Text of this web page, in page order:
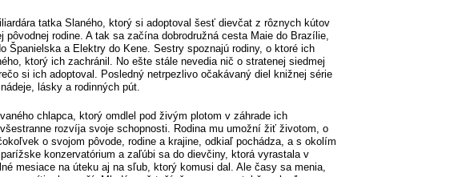
tatka Slaného, ktorý si adoptoval šesť dievčat z rôznych kútov
rodine. A tak sa začína dobrodružná cesta Maie do Brazílie,
Španielska a Elektry do Kene. Sestry spoznajú rodiny, o ktoré ich
ktorý ich zachránil. No ešte stále nevedia nič o stratenej siedmej
si ich adoptoval. Posledný netrpezlivo očakávaný diel knižnej série
lásky a rodinných pút.
chlapca, ktorý omdlel pod živým plotom v záhrade ich
rozvíja svoje schopnosti. Rodina mu umožní žiť životom, o
o svojom pôvode, rodine a krajine, odkiaľ pochádza, a s okolím
konzervatórium a zaľúbi sa do dievčiny, ktorá vyrastala v
mesiace na úteku aj na sľub, ktorý komusi dal. Ale časy sa menia,